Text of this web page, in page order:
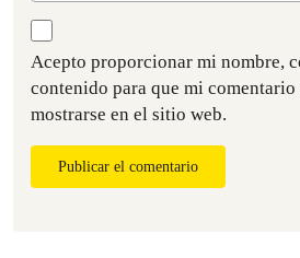
Acepto proporcionar mi nombre,
contenido para que mi comentario
mostrarse en el sitio web.
Publicar el comentario